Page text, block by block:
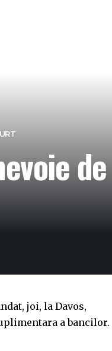
joi, la Davos,
a bancilor.